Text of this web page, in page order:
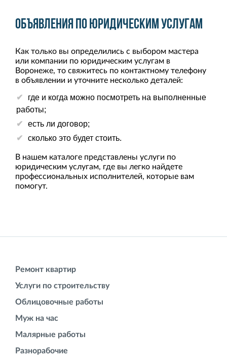
Объявления по юридическим услугам
Как только вы определились с выбором мастера
или компании по юридическим услугам в
Воронеже, то свяжитесь по контактному телефону
в объявлении и уточните несколько деталей:
где и когда можно посмотреть на выполненные
работы;
есть ли договор;
сколько это будет стоить.
В нашем каталоге представлены услуги по
юридическим услугам, где вы легко найдете
профессиональных исполнителей, которые вам
помогут.
Ремонт квартир
Услуги по строительству
Облицовочные работы
Муж на час
Малярные работы
Разнорабочие